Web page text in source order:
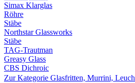
Simax Klarglas
Röhre
Stäbe
Northstar Glassworks
Stäbe
TAG-Trautman
Greasy Glass
CBS Dichroic
Zur Kategorie Glasfritten, Murrini,